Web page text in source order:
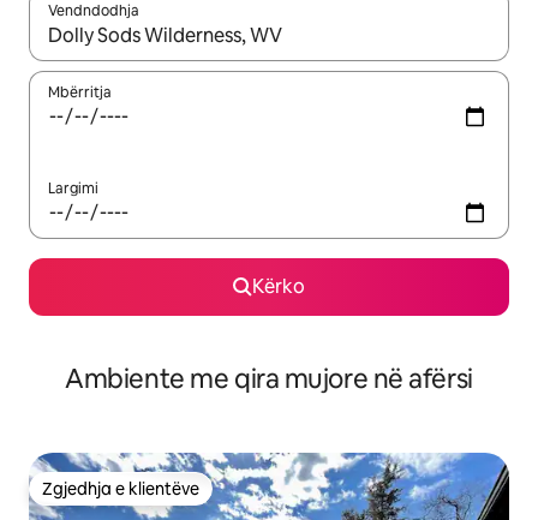
Vendndodhja
Kur rezultatet të jenë të disponueshme, lëviz me butonat e
Mbërritja
Largimi
Kërko
Ambiente me qira mujore në afërsi
Zgjedhja e klientëve
Zgjedhja e klientëve